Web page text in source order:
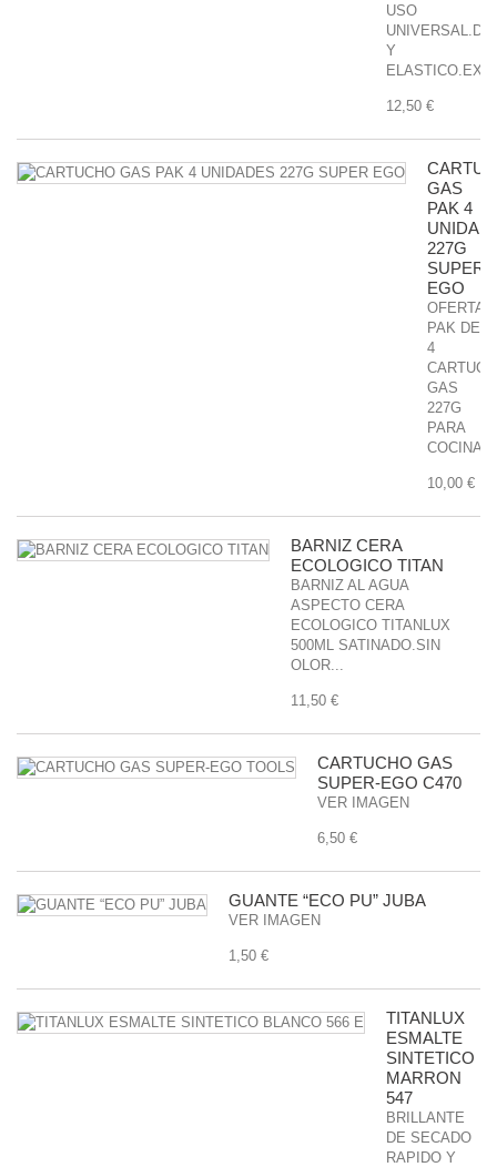
USO
Y
12,50 €
GAS
PAK 4
227G
SUPER
EGO
OFERTA
PAK DE
4
GAS
227G
PARA
COCINA.
10,00 €
BARNIZ CERA
ECOLOGICO TITAN
BARNIZ AL AGUA
ASPECTO CERA
ECOLOGICO TITANLUX
500ML SATINADO.SIN
OLOR...
11,50 €
CARTUCHO GAS
SUPER-EGO C470
VER IMAGEN
6,50 €
GUANTE “ECO PU” JUBA
VER IMAGEN
1,50 €
TITANLUX
ESMALTE
SINTETICO
MARRON
547
BRILLANTE
DE SECADO
RAPIDO Y